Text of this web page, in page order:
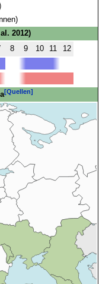
2012)
8 9 10 11
12
[Quellen]